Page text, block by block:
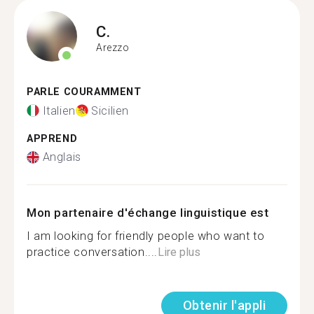
C.
Arezzo
PARLE COURAMMENT
Italien Sicilien
APPREND
Anglais
Mon partenaire d'échange linguistique est
I am looking for friendly people who want to
practice conversation....Lire plus
Obtenir l'appli